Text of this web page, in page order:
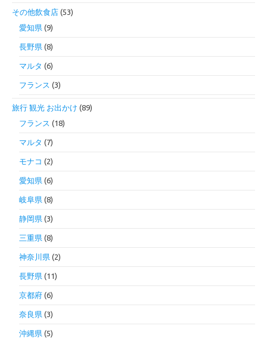
その他飲食店 (53)
愛知県 (9)
長野県 (8)
マルタ (6)
フランス (3)
旅行 観光 お出かけ (89)
フランス (18)
マルタ (7)
モナコ (2)
愛知県 (6)
岐阜県 (8)
静岡県 (3)
三重県 (8)
神奈川県 (2)
長野県 (11)
京都府 (6)
奈良県 (3)
沖縄県 (5)